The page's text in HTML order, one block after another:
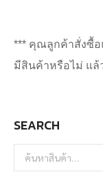
*** คุณลูกค้าสั่งซื้อ
มีสินค้าหรือไม่ แล้
SEARCH